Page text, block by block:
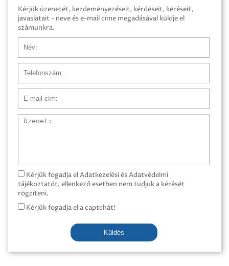
Kérjük üzenetét, kezdeményezéseit, kérdéseit, kéréseit,
javaslatait - neve és e-mail címe megadásával küldje el
számunkra.
Név
Telefonszám
E-mail cím
Üzenet
Kérjük fogadja el Adatkezelési és Adatvédelmi
tájékoztatót, ellenkező esetben nem tudjuk a kérését
rögzíteni.
Kérjük fogadja el a captchát!
Küldés